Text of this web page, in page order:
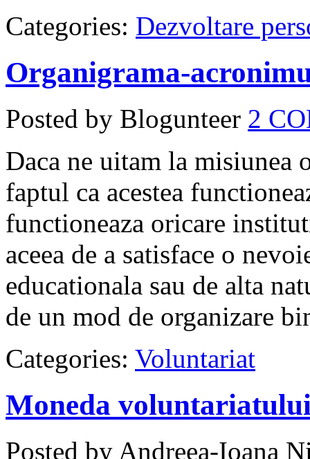
Categories: Dezvoltare
Organigrama-
Posted by Blogunteer 2
Daca ne uitam la misiunea
faptul ca acestea
functioneaza oricare
aceea de a satisface o
educationala sau de alta
de un mod de organizare
Categories: Voluntariat
Moneda
Posted by Andreea-Ioana